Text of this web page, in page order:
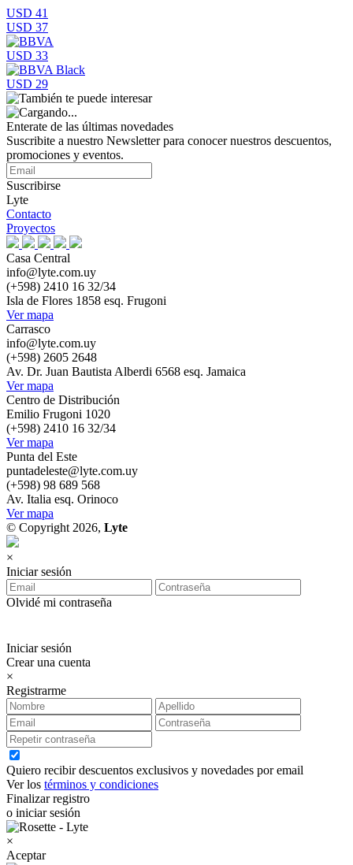
USD 41
USD 37
USD 33
USD 29
Enterate de las últimas novedades
Suscribite a nuestro Newsletter para conocer nuestros descuentos,
promociones y eventos.
Suscribirse
Lyte
Contacto
Proyectos
Casa Central
info@lyte.com.uy
(+598) 2410 16 32/34
Isla de Flores 1858 esq. Frugoni
Ver mapa
Carrasco
info@lyte.com.uy
(+598) 2605 2648
Av. Dr. Juan Bautista Alberdi 6568 esq. Jamaica
Ver mapa
Centro de Distribución
Emilio Frugoni 1020
(+598) 2410 16 32/34
Ver mapa
Punta del Este
puntadeleste@lyte.com.uy
(+598) 98 689 568
Av. Italia esq. Orinoco
Ver mapa
© Copyright 2026, Lyte
×
Iniciar sesión
Olvidé mi contraseña
Iniciar sesión
Crear una cuenta
×
Registrarme
Quiero recibir descuentos exclusivos y novedades por email
Ver los términos y condiciones
Finalizar registro
o iniciar sesión
×
Aceptar